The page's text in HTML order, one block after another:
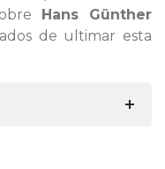
Hans Günther
de ultimar esta